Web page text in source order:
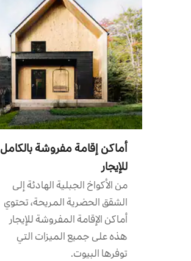
أماكن إقامة مفروشة بالكامل
للإيجار
من الأكواخ الجبلية الهادئة إلى
الشقق الحضرية المريحة، تحتوي
أماكن الإقامة المفروشة للإيجار
هذه على جميع الميزات التي
توفرها البيوت.